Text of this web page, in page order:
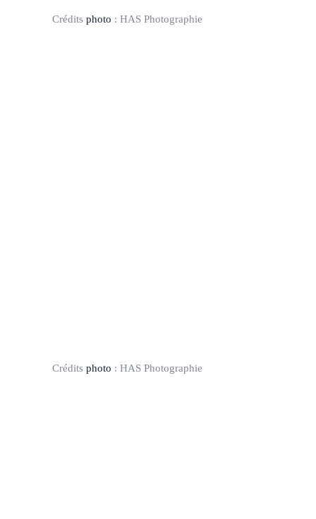
Crédits photo : HAS Photographie
Crédits photo : HAS Photographie